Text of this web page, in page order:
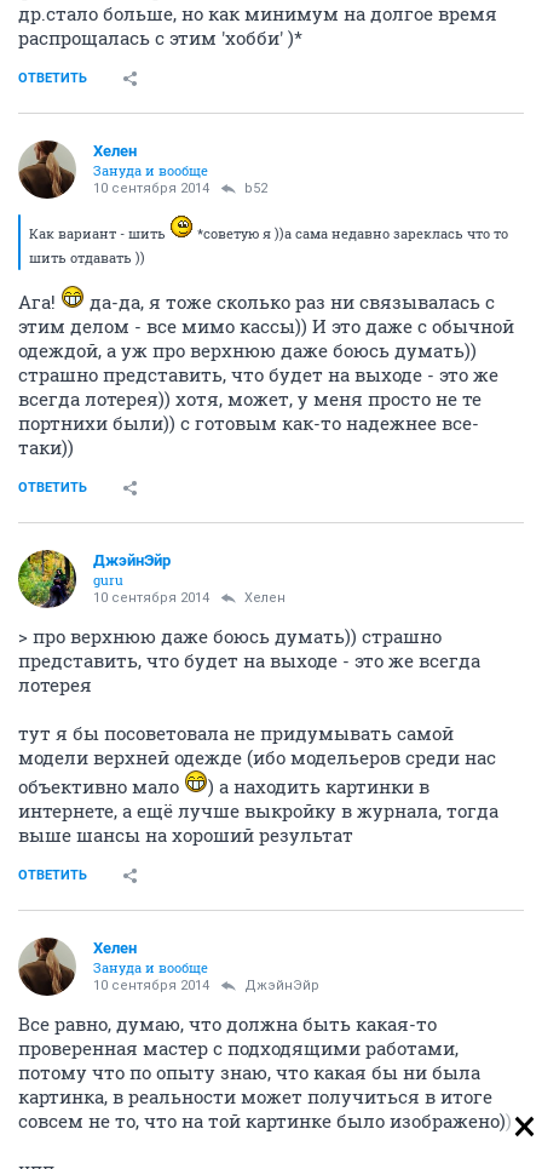
др.стало больше, но как минимум на долгое время
распрощалась с этим 'хобби' )*
ОТВЕТИТЬ
Хелен
Зануда и вообще
10 сентября 2014 b52
Как вариант - шить
*советую я ))а сама недавно зареклась что то
шить отдавать ))
Ага!
да-да, я тоже сколько раз ни связывалась с
этим делом - все мимо кассы)) И это даже с обычной
одеждой, а уж про верхнюю даже боюсь думать))
страшно представить, что будет на выходе - это же
всегда лотерея)) хотя, может, у меня просто не те
портнихи были)) с готовым как-то надежнее все-
таки))
ОТВЕТИТЬ
ДжэйнЭйр
guru
10 сентября 2014 Хелен
> про верхнюю даже боюсь думать)) страшно
представить, что будет на выходе - это же всегда
лотерея
тут я бы посоветовала не придумывать самой
модели верхней одежде (ибо модельеров среди нас
объективно мало
) а находить картинки в
интернете, а ещё лучше выкройку в журнала, тогда
выше шансы на хороший результат
ОТВЕТИТЬ
Хелен
Зануда и вообще
10 сентября 2014 ДжэйнЭйр
Все равно, думаю, что должна быть какая-то
проверенная мастер с подходящими работами,
потому что по опыту знаю, что какая бы ни была
картинка, в реальности может получиться в итоге
совсем не то, что на той картинке было изображено))